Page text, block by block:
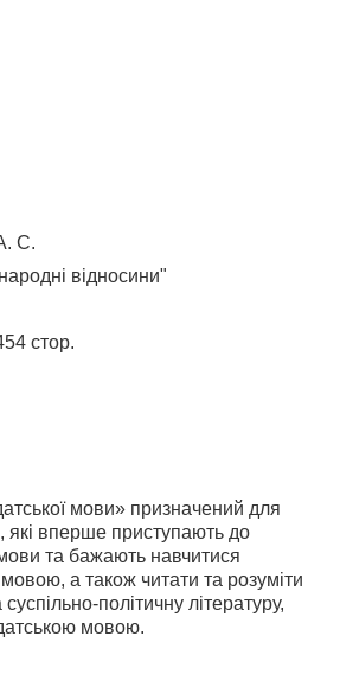
С.
відносини"
стор.
мови» призначений для
які вперше приступають до
та бажають навчитися
а також читати та розуміти
політичну літературу,
мовою.